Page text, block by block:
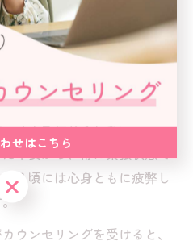
の中には、職場での人間関係
向を持つ人が多くいます。こ
人の感情に過敏に反応しや
て自分の意見が言えなくな
「人を信じられない」「裏
不安から、常に緊張状態で
る頃には心身ともに疲弊し
ウンセリングを受けると、
せはこちら
せはこちら